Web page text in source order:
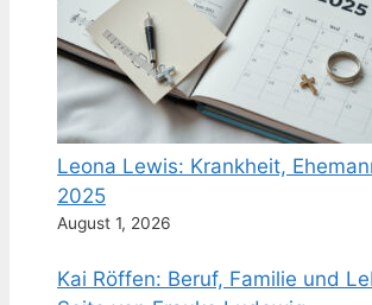
Leona Lewis: Krankheit,
2025
August 1, 2026
Kai Röffen: Beruf, Familie und